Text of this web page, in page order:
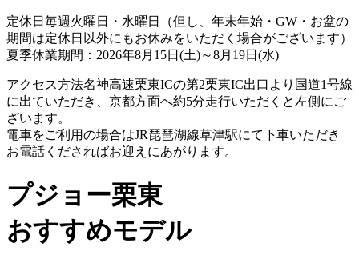
定休日 毎週火曜日・水曜日（但し、年末年始・GW・お盆の
期間は定休日以外にもお休みをいただく場合がございます）
夏季休業期間：2026年8月15日(土)～8月19日(水)
アクセス方法名神高速栗東ICの第2栗東IC出口より国道1号線
に出ていただき、京都方面へ約5分走行いただくと左側にご
ざいます。
電車をご利用の場合はJR琵琶湖線草津駅にて下車いただき
お電話くださればお迎えにあがります。
プジョー栗東
おすすめモデル